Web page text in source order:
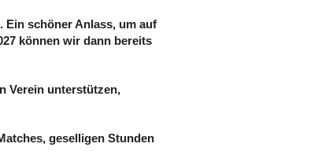
Ein schöner Anlass, um auf
können wir dann bereits
Verein unterstützen,
geselligen Stunden